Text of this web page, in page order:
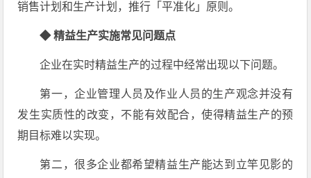
销售计划和生产计划，推行「平准化」原则。
◆ 精益生产实施常见问题点
企业在实时精益生产的过程中经常出现以下问题。
第一，企业管理人员及作业人员的生产观念并没有
发生实质性的改变，不能有效配合，使得精益生产的预
期目标难以实现。
第二，很多企业都希望精益生产能达到立竿见影的